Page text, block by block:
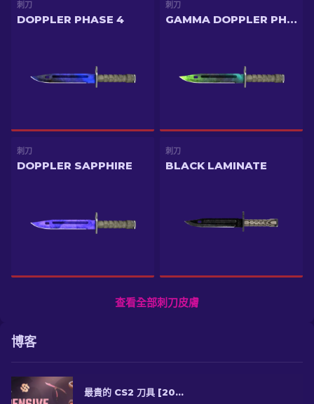
刺刀
DOPPLER PHASE 4
刺刀
GAMMA DOPPLER PHASE 4
刺刀
DOPPLER SAPPHIRE
刺刀
BLACK LAMINATE
查看全部刺刀皮膚
博客
最貴的 CS2 刀具 [2026]